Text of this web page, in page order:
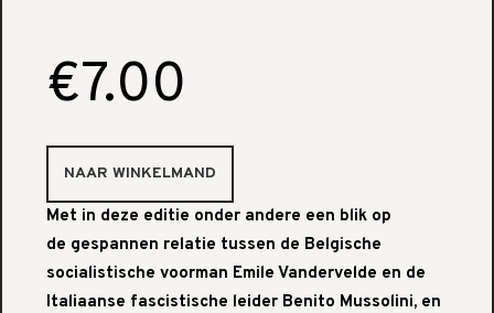
€7.00
Met in deze editie onder andere een blik op
de gespannen relatie tussen de Belgische
socialistische voorman Emile Vandervelde en de
Italiaanse fascistische leider Benito Mussolini, en